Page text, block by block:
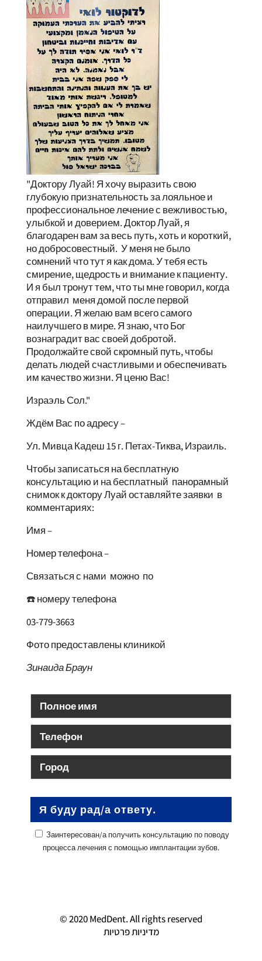
"Доктору Луай! Я хочу выразить свою
глубокую признательность за лояльное и
профессиональное лечение с вежливостью,
улыбкой и доверием. Доктор Луай, я
благодарен вам за весь путь, хоть и короткий,
но добросовестный. У меня не было
сомнений что тут я как дома. У тебя есть
смирение, щедрость и внимание к пациенту.
И я был тронут тем, что ты мне говорил, когда
отправил меня домой после первой
операции. Я желаю вам всего самого
наилучшего в мире. Я знаю, что Бог
вознаградит вас своей добротой.
Продолжайте свой скромный путь, чтобы
делать людей счастливыми и обеспечивать
им качество жизни. Я ценю Вас!
Израэль Сол."
Ждём Вас по адресу –
Ул. Мивца Кадеш 15 г. Петах-Тиква, Израиль.
Чтобы записаться на бесплатную
консультацию и на бесплатный панорамный
снимок к доктору Луай оставляйте заявки в
комментариях:
Имя –
Номер телефона –
Связаться с нами можно по
☎️ номеру телефона
03-779-3663
Фото предоставлены клиникой
Зинаида Браун
Заинтересован/а получить консультацию по поводу
процесса лечения с помощью имплантации зубов.
© 2020 MedDent. All rights reserved
מדיניות פרטיות